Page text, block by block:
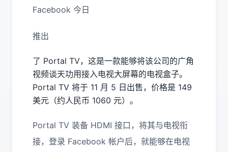
Facebook 今日
推出
了 Portal TV，这是一款能够将该公司的广角
视频谈天功用接入电视大屏幕的电视盒子。
Portal TV 将于 11 月 5 日出售，价格是 149
美元（约人民币 1060 元）。
Portal TV 装备 HDMI 接口，将其与电视衔
接，登录 Facebook 帐户后，就能够在电视